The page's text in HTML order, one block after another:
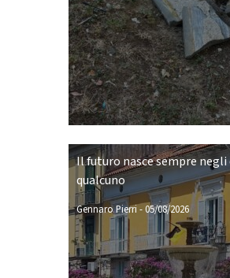
Il futuro nasce sempre negli
qualcuno
Gennaro Pierri -05/08/2026